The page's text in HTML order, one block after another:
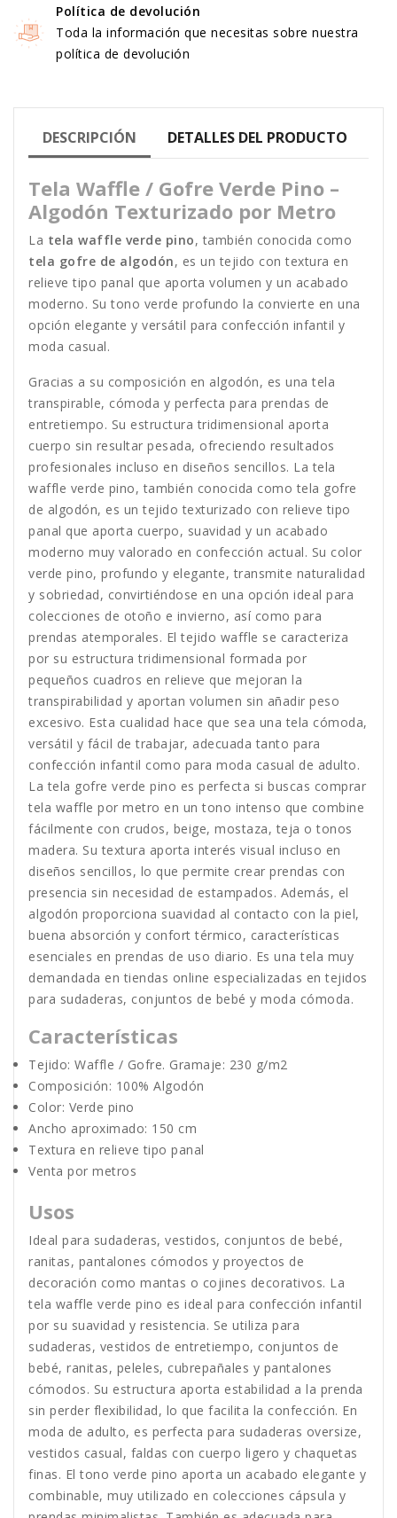
Política de devolución
Toda la información que necesitas sobre nuestra
política de devolución
DESCRIPCIÓN DETALLES DEL PRODUCTO
Tela Waffle / Gofre Verde Pino –
Algodón Texturizado por Metro
La tela waffle verde pino, también conocida como
tela gofre de algodón, es un tejido con textura en
relieve tipo panal que aporta volumen y un acabado
moderno. Su tono verde profundo la convierte en una
opción elegante y versátil para confección infantil y
moda casual.
Gracias a su composición en algodón, es una tela
transpirable, cómoda y perfecta para prendas de
entretiempo. Su estructura tridimensional aporta
cuerpo sin resultar pesada, ofreciendo resultados
profesionales incluso en diseños sencillos. La tela
waffle verde pino, también conocida como tela gofre
de algodón, es un tejido texturizado con relieve tipo
panal que aporta cuerpo, suavidad y un acabado
moderno muy valorado en confección actual. Su color
verde pino, profundo y elegante, transmite naturalidad
y sobriedad, convirtiéndose en una opción ideal para
colecciones de otoño e invierno, así como para
prendas atemporales. El tejido waffle se caracteriza
por su estructura tridimensional formada por
pequeños cuadros en relieve que mejoran la
transpirabilidad y aportan volumen sin añadir peso
excesivo. Esta cualidad hace que sea una tela cómoda,
versátil y fácil de trabajar, adecuada tanto para
confección infantil como para moda casual de adulto.
La tela gofre verde pino es perfecta si buscas comprar
tela waffle por metro en un tono intenso que combine
fácilmente con crudos, beige, mostaza, teja o tonos
madera. Su textura aporta interés visual incluso en
diseños sencillos, lo que permite crear prendas con
presencia sin necesidad de estampados. Además, el
algodón proporciona suavidad al contacto con la piel,
buena absorción y confort térmico, características
esenciales en prendas de uso diario. Es una tela muy
demandada en tiendas online especializadas en tejidos
para sudaderas, conjuntos de bebé y moda cómoda.
Características
Tejido: Waffle / Gofre. Gramaje: 230 g/m2
Composición: 100% Algodón
Color: Verde pino
Ancho aproximado: 150 cm
Textura en relieve tipo panal
Venta por metros
Usos
Ideal para sudaderas, vestidos, conjuntos de bebé,
ranitas, pantalones cómodos y proyectos de
decoración como mantas o cojines decorativos. La
tela waffle verde pino es ideal para confección infantil
por su suavidad y resistencia. Se utiliza para
sudaderas, vestidos de entretiempo, conjuntos de
bebé, ranitas, peleles, cubrepañales y pantalones
cómodos. Su estructura aporta estabilidad a la prenda
sin perder flexibilidad, lo que facilita la confección. En
moda de adulto, es perfecta para sudaderas oversize,
vestidos casual, faldas con cuerpo ligero y chaquetas
finas. El tono verde pino aporta un acabado elegante y
combinable, muy utilizado en colecciones cápsula y